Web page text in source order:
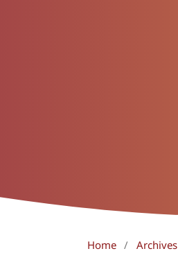
Home / Archives